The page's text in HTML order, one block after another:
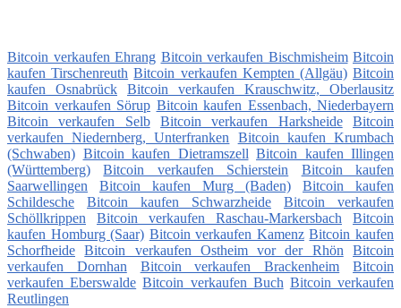
Bitcoin verkaufen Ehrang Bitcoin verkaufen Bischmisheim Bitcoin
kaufen Tirschenreuth Bitcoin verkaufen Kempten (Allgäu) Bitcoin
kaufen Osnabrück
Bitcoin verkaufen Krauschwitz, Oberlausitz
Bitcoin verkaufen Sörup Bitcoin kaufen Essenbach, Niederbayern
Bitcoin verkaufen Selb
Bitcoin verkaufen Harksheide
Bitcoin
verkaufen Niedernberg, Unterfranken
Bitcoin kaufen Krumbach
(Schwaben) Bitcoin kaufen Dietramszell Bitcoin kaufen Illingen
(Württemberg)
Bitcoin verkaufen Schierstein
Bitcoin kaufen
Saarwellingen
Bitcoin kaufen Murg (Baden)
Bitcoin kaufen
Schildesche
Bitcoin kaufen Schwarzheide
Bitcoin verkaufen
Schöllkrippen
Bitcoin verkaufen Raschau-Markersbach
Bitcoin
kaufen Homburg (Saar) Bitcoin verkaufen Kamenz Bitcoin kaufen
Schorfheide
Bitcoin verkaufen Ostheim vor der Rhön
Bitcoin
verkaufen Dornhan
Bitcoin verkaufen Brackenheim
Bitcoin
verkaufen Eberswalde Bitcoin verkaufen Buch Bitcoin verkaufen
Reutlingen